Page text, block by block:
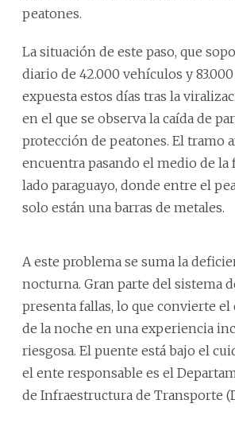
peatones.
La situación de este paso, que
diario de 42.000 vehículos y
expuesta estos días tras la
en el que se observa la caída de
protección de peatones. El tramo
encuentra pasando el medio de la
lado paraguayo, donde entre el
solo están una barras de metales.
A este problema se suma la
nocturna. Gran parte del sistema
presenta fallas, lo que convierte el
de la noche en una experiencia
riesgosa. El puente está bajo el
el ente responsable es el
de Infraestructura de Transporte